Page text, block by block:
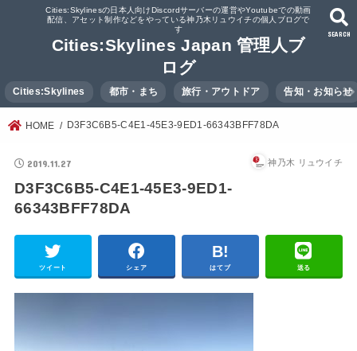
Cities:Skylinesの日本人向けDiscordサーバーの運営やYoutubeでの動画
配信、アセット制作などをやっている神乃木リュウイチの個人ブログで
す
Cities:Skylines Japan 管理人ブ
ログ
SEARCH
Cities:Skylines 都市・まち 旅行・アウトドア 告知・お知らせ
HOME D3F3C6B5-C4E1-45E3-9ED1-66343BFF78DA
2019.11.27 神乃木 リュウイチ
D3F3C6B5-C4E1-45E3-9ED1-
66343BFF78DA
ツイート シェア はてブ 送る